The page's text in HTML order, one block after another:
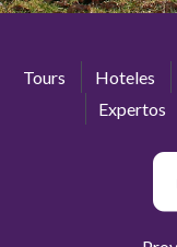
Tours Hoteles
Expertos